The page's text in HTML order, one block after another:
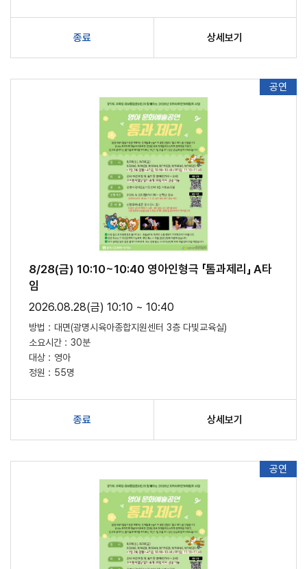
종료 상세보기
공연
8/28(금) 10:10~10:40 영아인형극 「톰과제리」 A타
임
2026.08.28(금) 10:10 ~ 10:40
방법 : 대면(광명시육아종합지원센터 3층 다빛교육실)
소요시간 : 30분
대상 : 영아
정원 : 55명
종료 상세보기
공연